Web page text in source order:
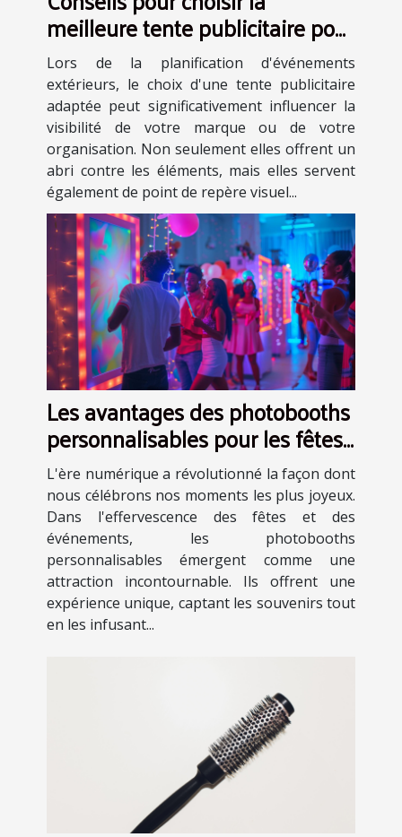
meilleure tente publicitaire pour
vos événements
Lors de la planification d'événements
extérieurs, le choix d'une tente publicitaire
adaptée peut significativement influencer la
visibilité de votre marque ou de votre
organisation. Non seulement elles offrent un
abri contre les éléments, mais elles servent
également de point de repère visuel...
Les avantages des photobooths
personnalisables pour les fêtes
et événements
L'ère numérique a révolutionné la façon dont
nous célébrons nos moments les plus joyeux.
Dans l'effervescence des fêtes et des
événements, les photobooths
personnalisables émergent comme une
attraction incontournable. Ils offrent une
expérience unique, captant les souvenirs tout
en les infusant...